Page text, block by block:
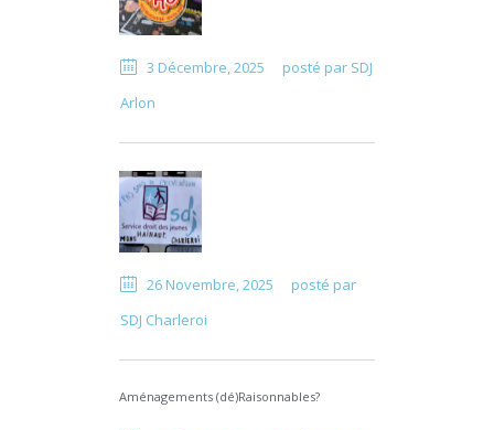
3 Décembre, 2025 posté par SDJ
Arlon
26 Novembre, 2025
posté par
SDJ Charleroi
Aménagements (dé)Raisonnables?